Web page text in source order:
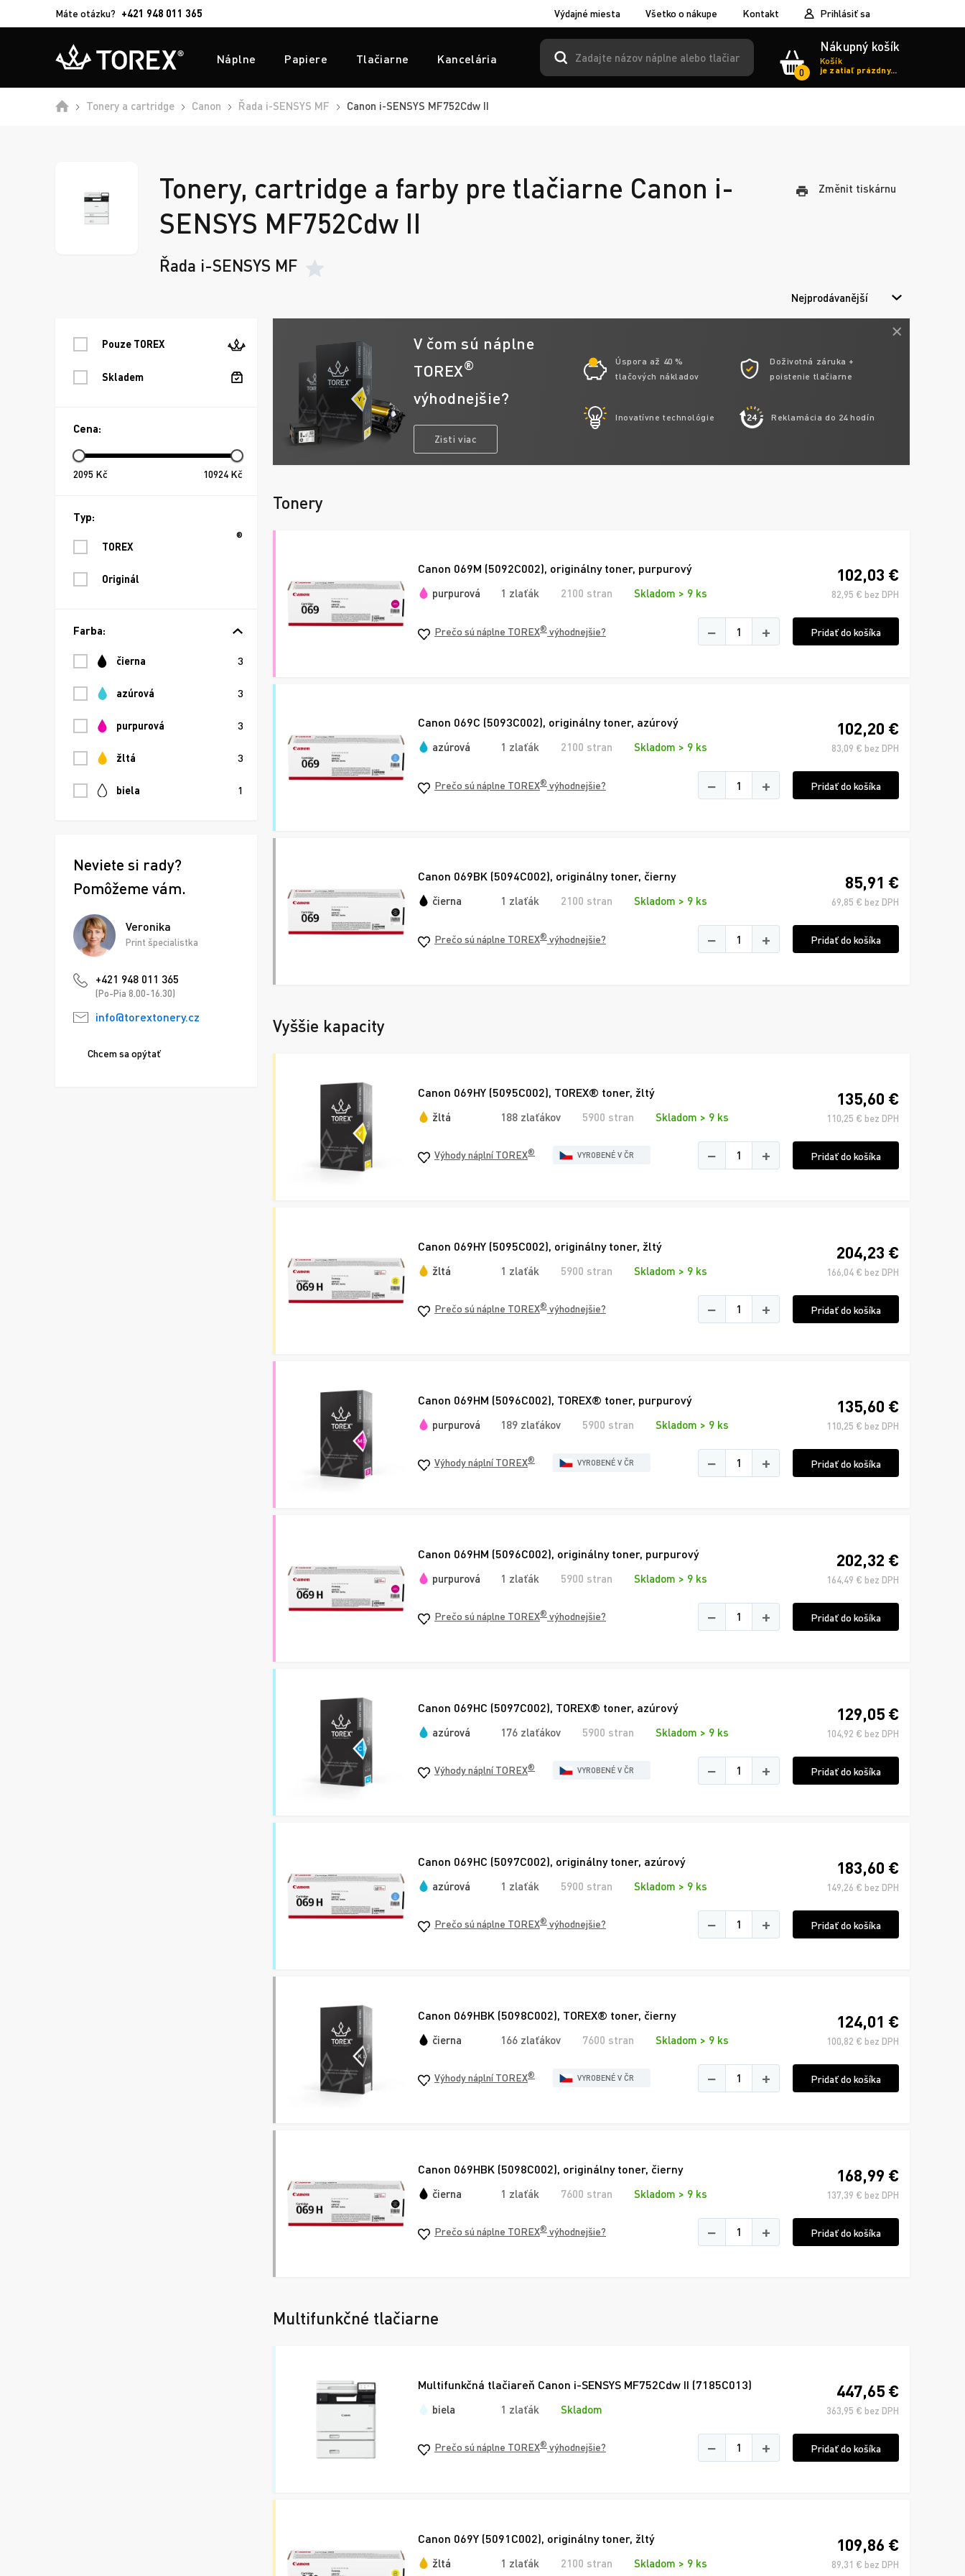
Máte otázku? +421 948 011 365 Výdajné miesta Všetko o nákupe Kontakt Prihlásiť sa
Náplne Papiere Tlačiarne Kancelária
0
Nákupný košík
Košík
je zatiaľ prázdny...
Tonery a cartridge Canon Řada i-SENSYS MF Canon i-SENSYS MF752Cdw II
Tonery, cartridge a farby pre tlačiarne Canon i-
SENSYS MF752Cdw II
Řada i-SENSYS MF
Změnit tiskárnu
Nejprodávanější
Pouze TOREX
Skladem
Cena:
2095 Kč 10924 Kč
Typ:
TOREX
®
Originál
Farba:
čierna 3
azúrová 3
purpurová 3
žltá 3
biela 1
Neviete si rady?
Pomôžeme vám.
Veronika
Print špecialistka
+421 948 011 365
(Po-Pia 8.00-16.30)
info@torextonery.cz
Chcem sa opýtať
V čom sú náplne
TOREX®
výhodnejšie?
Zisti viac
Úspora až 40 %
tlačových nákladov
Doživotná záruka +
poistenie tlačiarne
Inovatívne technológie Reklamácia do 24 hodín
Tonery
Canon 069M (5092C002), originálny toner, purpurový
purpurová 1 zlaťák 2100 stran Skladom > 9 ks
102,03 €
82,95 € bez DPH
Prečo sú náplne TOREX® výhodnejšie? − + Pridať do košíka
Canon 069C (5093C002), originálny toner, azúrový
azúrová 1 zlaťák 2100 stran Skladom > 9 ks
102,20 €
83,09 € bez DPH
Prečo sú náplne TOREX® výhodnejšie? − + Pridať do košíka
Canon 069BK (5094C002), originálny toner, čierny
čierna 1 zlaťák 2100 stran Skladom > 9 ks
85,91 €
69,85 € bez DPH
Prečo sú náplne TOREX® výhodnejšie? − + Pridať do košíka
Vyššie kapacity
Canon 069HY (5095C002), TOREX® toner, žltý
žltá 188 zlaťákov 5900 stran Skladom > 9 ks
135,60 €
110,25 € bez DPH
Výhody náplní TOREX® VYROBENÉ V ČR − + Pridať do košíka
Canon 069HY (5095C002), originálny toner, žltý
žltá 1 zlaťák 5900 stran Skladom > 9 ks
204,23 €
166,04 € bez DPH
Prečo sú náplne TOREX® výhodnejšie? − + Pridať do košíka
Canon 069HM (5096C002), TOREX® toner, purpurový
purpurová 189 zlaťákov 5900 stran Skladom > 9 ks
135,60 €
110,25 € bez DPH
Výhody náplní TOREX® VYROBENÉ V ČR − + Pridať do košíka
Canon 069HM (5096C002), originálny toner, purpurový
purpurová 1 zlaťák 5900 stran Skladom > 9 ks
202,32 €
164,49 € bez DPH
Prečo sú náplne TOREX® výhodnejšie? − + Pridať do košíka
Canon 069HC (5097C002), TOREX® toner, azúrový
azúrová 176 zlaťákov 5900 stran Skladom > 9 ks
129,05 €
104,92 € bez DPH
Výhody náplní TOREX® VYROBENÉ V ČR − + Pridať do košíka
Canon 069HC (5097C002), originálny toner, azúrový
azúrová 1 zlaťák 5900 stran Skladom > 9 ks
183,60 €
149,26 € bez DPH
Prečo sú náplne TOREX® výhodnejšie? − + Pridať do košíka
Canon 069HBK (5098C002), TOREX® toner, čierny
čierna 166 zlaťákov 7600 stran Skladom > 9 ks
124,01 €
100,82 € bez DPH
Výhody náplní TOREX® VYROBENÉ V ČR − + Pridať do košíka
Canon 069HBK (5098C002), originálny toner, čierny
čierna 1 zlaťák 7600 stran Skladom > 9 ks
168,99 €
137,39 € bez DPH
Prečo sú náplne TOREX® výhodnejšie? − + Pridať do košíka
Multifunkčné tlačiarne
Multifunkčná tlačiareň Canon i-SENSYS MF752Cdw II (7185C013)
biela 1 zlaťák Skladom
447,65 €
363,95 € bez DPH
Prečo sú náplne TOREX® výhodnejšie? − + Pridať do košíka
Canon 069Y (5091C002), originálny toner, žltý
žltá 1 zlaťák 2100 stran Skladom > 9 ks
109,86 €
89,31 € bez DPH